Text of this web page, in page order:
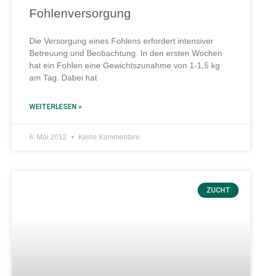
Fohlenversorgung
Die Versorgung eines Fohlens erfordert intensiver
Betreuung und Beobachtung. In den ersten Wochen
hat ein Fohlen eine Gewichtszunahme von 1-1,5 kg
am Tag. Dabei hat
WEITERLESEN »
6. Mai 2012 Keine Kommentare
ZUCHT